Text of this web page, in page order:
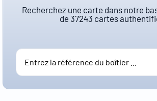
Recherchez une carte dans notre
de 37243 cartes